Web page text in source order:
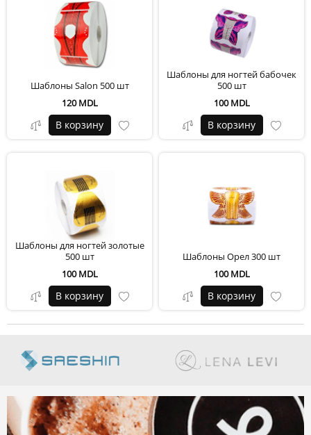
Шаблоны Salon 500 шт
120 MDL
В корзину
Шаблоны для ногтей бабочек
500 шт
100 MDL
В корзину
Шаблоны для ногтей золотые
500 шт
100 MDL
В корзину
Шаблоны Орел 300 шт
100 MDL
В корзину